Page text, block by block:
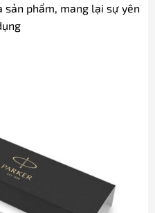
sản phẩm, mang lại sự yên